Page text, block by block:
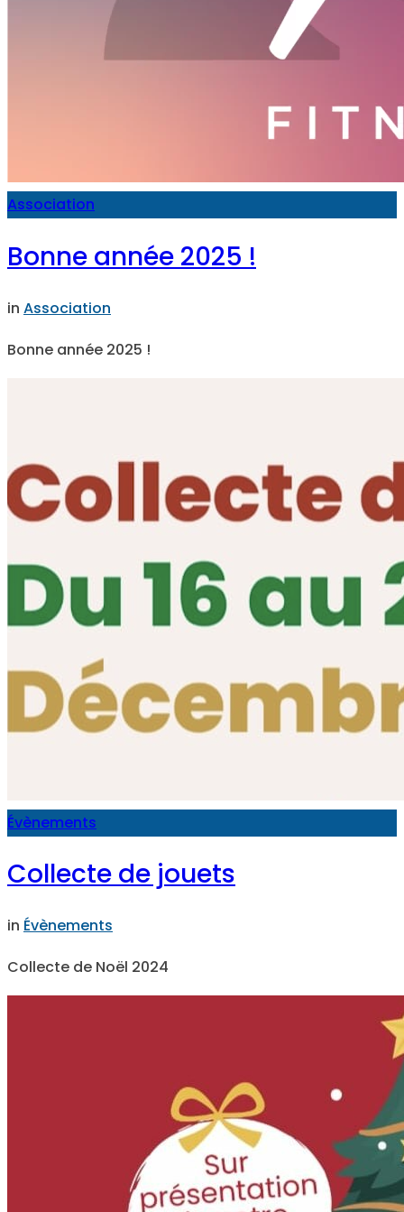
Association
Bonne année 2025 !
in Association
Bonne année 2025 !
Évènements
Collecte de jouets
in Évènements
Collecte de Noël 2024